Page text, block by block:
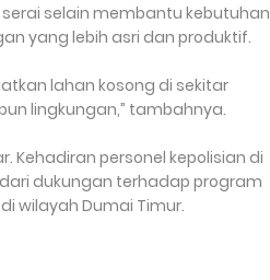
selain membantu kebutuhan
yang lebih asri dan produktif.
lahan kosong di sekitar
lingkungan,” tambahnya.
personel kepolisian di
dukungan terhadap program
wilayah Dumai Timur.